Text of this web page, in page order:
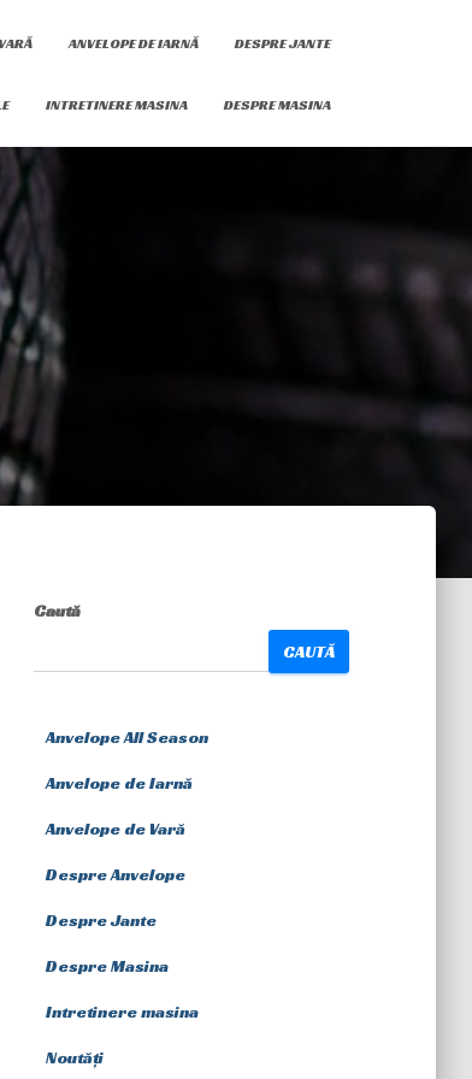
ANVELOPE DE IARNĂ DESPRE JANTE
INTRETINERE MASINA DESPRE MASINA
Caută
CAUTĂ
Anvelope All Season
Anvelope de Iarnă
Anvelope de Vară
Despre Anvelope
Despre Jante
Despre Masina
Intretinere masina
Noutăți